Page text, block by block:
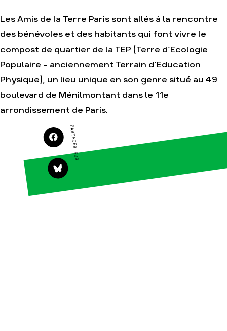
Agir
S'engager sur le
terrain
Agir au quotidien
Soutenir les
Transmettre tout
ou partie de son
patrimoine
Télécharger
gratuitement les
guides éco-
Nos
thématiques
Climat – Énergie
Surproduction
Agriculture
Forêts
Les Amis de la Terre Paris sont allés à la rencontre
des bénévoles et des habitants qui font vivre le
compost de quartier de la TEP (Terre d’Ecologie
Populaire – anciennement Terrain d’Education
Physique), un lieu unique en son genre situé au 49
boulevard de Ménilmontant dans le 11e
arrondissement de Paris.
PARTAGER SUR